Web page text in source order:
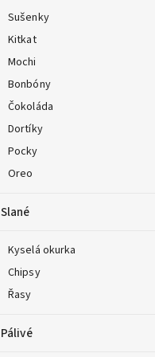
Sušenky
Kitkat
Mochi
Bonbóny
Čokoláda
Dortíky
Pocky
Oreo
Slané
Kyselá okurka
Chipsy
Řasy
Pálivé